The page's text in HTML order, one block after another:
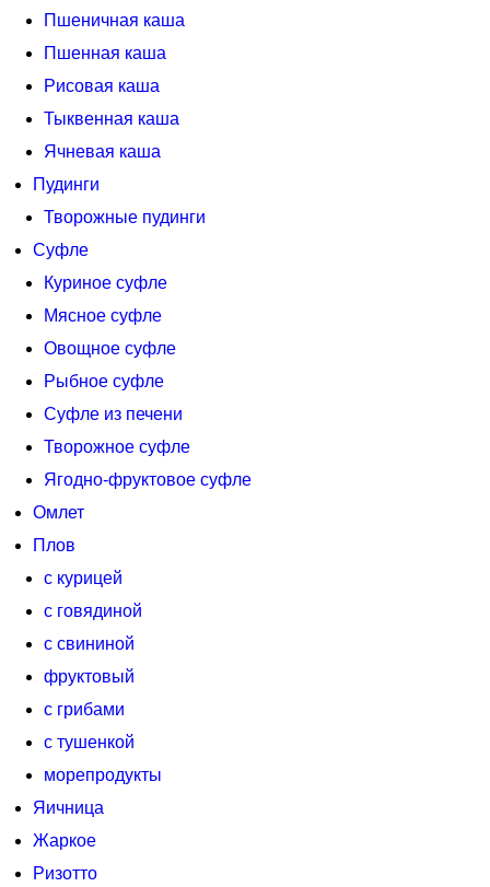
Пшеничная каша
Пшенная каша
Рисовая каша
Тыквенная каша
Ячневая каша
Пудинги
Творожные пудинги
Суфле
Куриное суфле
Мясное суфле
Овощное суфле
Рыбное суфле
Суфле из печени
Творожное суфле
Ягодно-фруктовое суфле
Омлет
Плов
с курицей
с говядиной
с свининой
фруктовый
с грибами
с тушенкой
морепродукты
Яичница
Жаркое
Ризотто